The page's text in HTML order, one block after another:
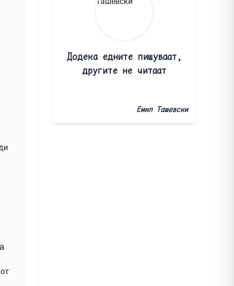
Додека едните пишуваат,
другите не читаат
Емил Ташевски